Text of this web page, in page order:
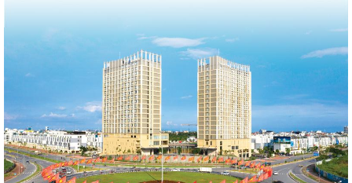
đường Lý Thái Tông kéo dài (đoạn...
Quyết định Về việc thu hồi đất để GPMB thực hiện Dự án: Mở rộng
đường Lý Thái Tông kéo dài (đoạn...
Quyết định Về việc thu hồi đất để GPMB thực hiện Dự án: Mở rộng
đường Lý Thái Tông kéo dài (đoạn...
Quyết định Về việc thu hồi đất để GPMB thực hiện Dự án: Mở rộng
đường Lý Thái Tông kéo dài (đoạn...